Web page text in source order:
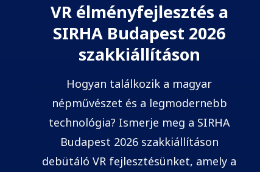
VR élményfejlesztés a
SIRHA Budapest 2026
szakkiállításon
Hogyan találkozik a magyar
népművészet és a legmodernebb
technológia? Ismerje meg a SIRHA
Budapest 2026 szakkiállításon
debütáló VR fejlesztésünket, amely a